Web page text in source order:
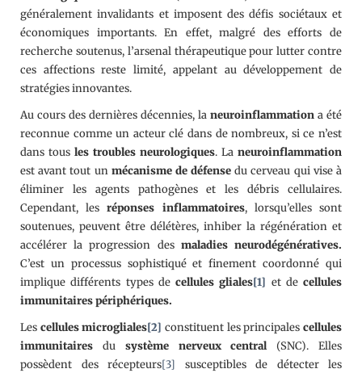
généralement invalidants et imposent des défis sociétaux et
économiques importants. En effet, malgré des efforts de
recherche soutenus, l’arsenal thérapeutique pour lutter contre
ces affections reste limité, appelant au développement de
stratégies innovantes.
Au cours des dernières décennies, la neuroinflammation a été
reconnue comme un acteur clé dans de nombreux, si ce n’est
dans tous les troubles neurologiques. La neuroinflammation
est avant tout un mécanisme de défense du cerveau qui vise à
éliminer les agents pathogènes et les débris cellulaires.
Cependant, lesréponses inflammatoires, lorsqu’elles sont
soutenues, peuvent être délétères, inhiber la régénération et
accélérer la progression des maladies neurodégénératives.
C’est un processus sophistiqué et finement coordonné qui
implique différents types de cellules gliales[1] et de cellules
immunitaires périphériques.
Les cellules microgliales[2] constituent les principalescellules
immunitaires du système nerveux central (SNC). Elles
possèdent des récepteurs[3] susceptibles de détecter les